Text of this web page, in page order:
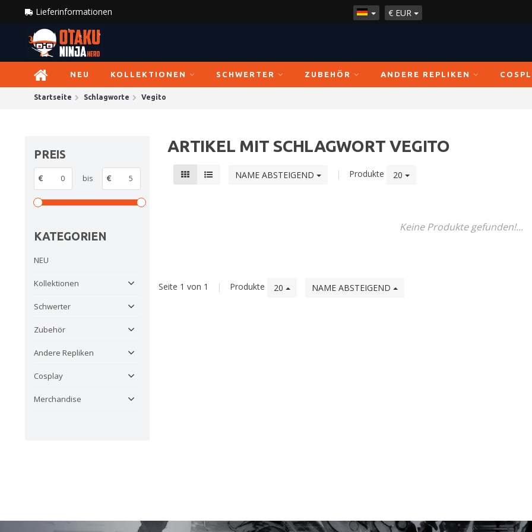
Lieferinformationen € EUR
NEU KOLLEKTIONEN SCHWERTER ZUBEHÖR ANDERE REPLIKEN
Startseite Schlagworte Vegito
PREIS
€ bis €
KATEGORIEN
NEU
Kollektionen
Schwerter
Zubehör
Andere Repliken
Cosplay
Merchandise
ARTIKEL MIT SCHLAGWORT VEGITO
NAME ABSTEIGEND | Produkte 20
Keine Produkte gefunden!...
Seite 1 von 1 | Produkte 20 NAME ABSTEIGEND